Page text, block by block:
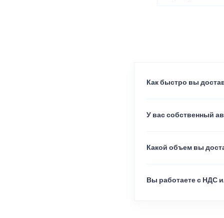
Как быстро вы
У вас собственный
Какой объем вы
Вы работаете с НДС